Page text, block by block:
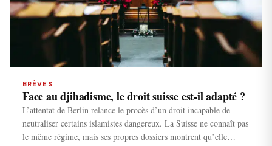
BRÈVES
Face au djihadisme, le droit suisse est-il adapté ?
L’attentat de Berlin relance le procès d’un droit incapable de
neutraliser certains islamistes dangereux. La Suisse ne connaît pas
le même régime, mais ses propres dossiers montrent qu’elle…